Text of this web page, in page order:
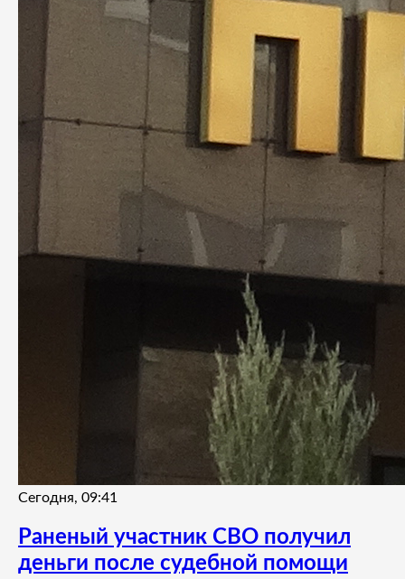
Сегодня, 09:41
Раненый участник СВО получил
деньги после судебной помощи